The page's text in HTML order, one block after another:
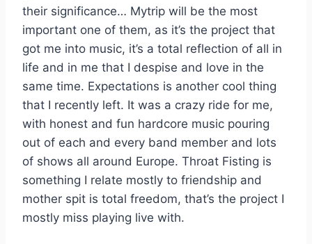
their significance… Mytrip will be the most
important one of them, as it’s the project that
got me into music, it’s a total reflection of all in
life and in me that I despise and love in the
same time. Expectations is another cool thing
that I recently left. It was a crazy ride for me,
with honest and fun hardcore music pouring
out of each and every band member and lots
of shows all around Europe. Throat Fisting is
something I relate mostly to friendship and
mother spit is total freedom, that’s the project I
mostly miss playing live with.